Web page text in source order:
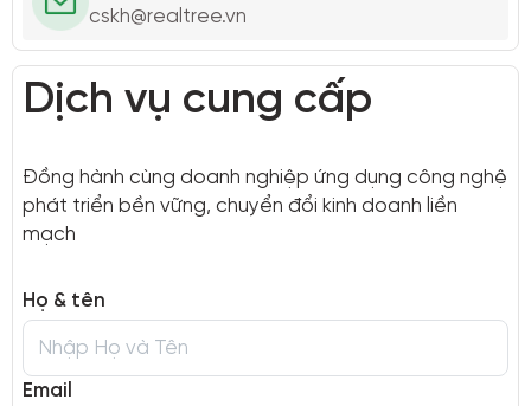
cskh@realtree.vn
Dịch vụ cung cấp
Đồng hành cùng doanh nghiệp ứng dụng công nghệ
phát triển bền vững, chuyển đổi kinh doanh liền
mạch
Họ & tên
Email